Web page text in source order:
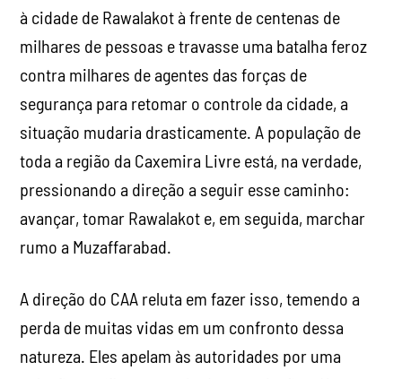
à cidade de Rawalakot à frente de centenas de
milhares de pessoas e travasse uma batalha feroz
contra milhares de agentes das forças de
segurança para retomar o controle da cidade, a
situação mudaria drasticamente. A população de
toda a região da Caxemira Livre está, na verdade,
pressionando a direção a seguir esse caminho:
avançar, tomar Rawalakot e, em seguida, marchar
rumo a Muzaffarabad.
A direção do CAA reluta em fazer isso, temendo a
perda de muitas vidas em um confronto dessa
natureza. Eles apelam às autoridades por uma